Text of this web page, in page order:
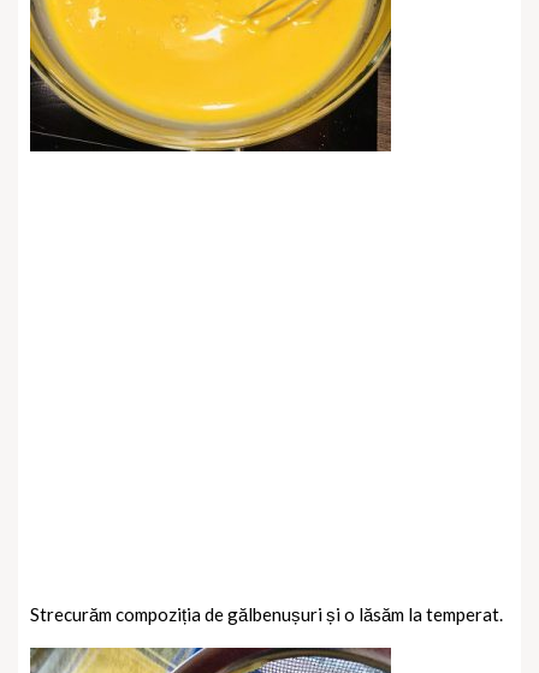
Strecurăm compoziția de gălbenușuri și o lăsăm la temperat.